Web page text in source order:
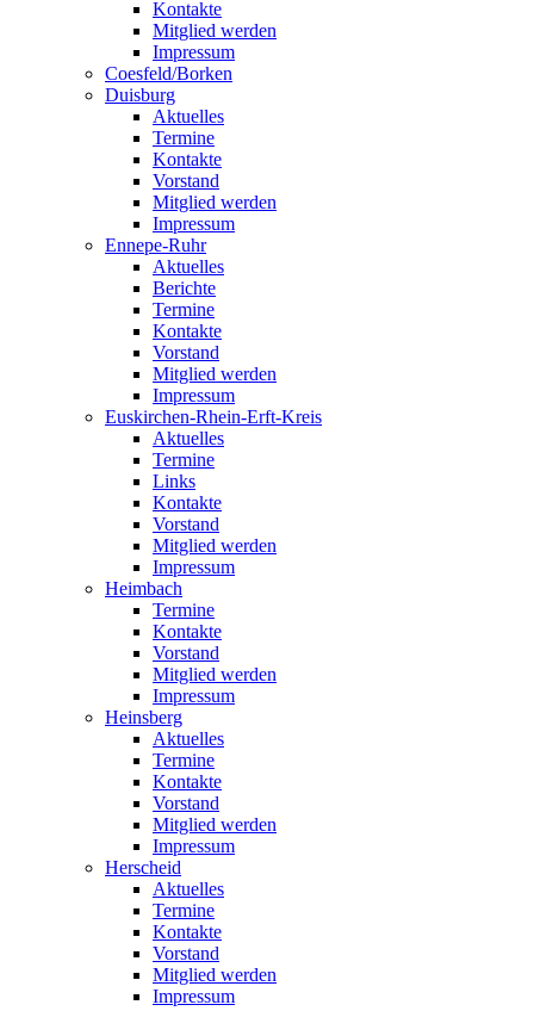
Kontakte
Mitglied werden
Impressum
Coesfeld/Borken
Duisburg
Aktuelles
Termine
Kontakte
Vorstand
Mitglied werden
Impressum
Ennepe-Ruhr
Aktuelles
Berichte
Termine
Kontakte
Vorstand
Mitglied werden
Impressum
Euskirchen-Rhein-Erft-Kreis
Aktuelles
Termine
Links
Kontakte
Vorstand
Mitglied werden
Impressum
Heimbach
Termine
Kontakte
Vorstand
Mitglied werden
Impressum
Heinsberg
Aktuelles
Termine
Kontakte
Vorstand
Mitglied werden
Impressum
Herscheid
Aktuelles
Termine
Kontakte
Vorstand
Mitglied werden
Impressum